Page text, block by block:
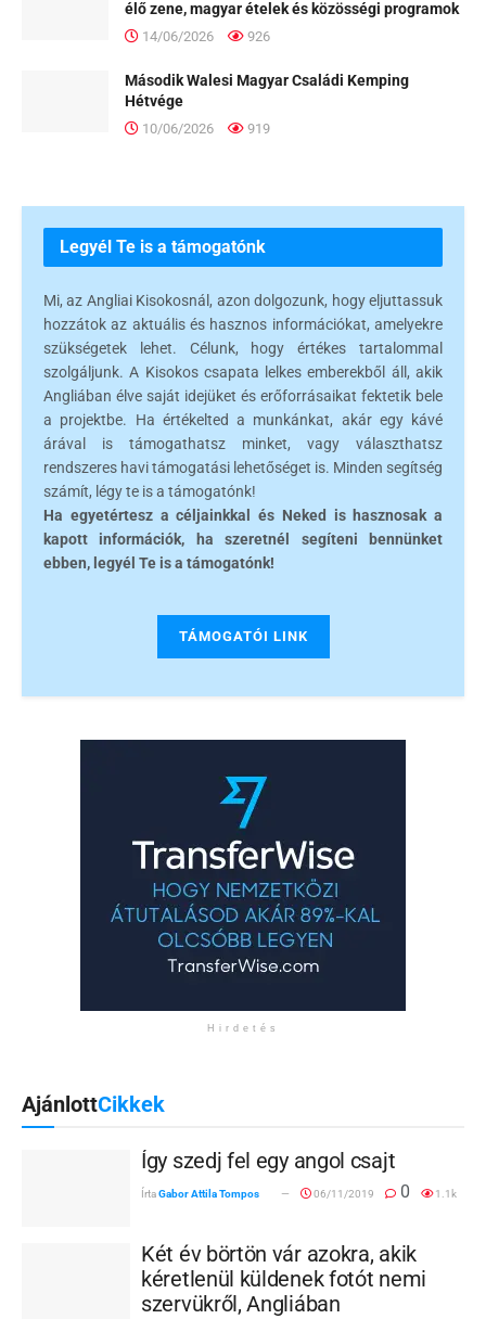
élő zene, magyar ételek és közösségi programok
14/06/2026 926
Második Walesi Magyar Családi Kemping
Hétvége
10/06/2026 919
Legyél Te is a támogatónk
Mi, az Angliai Kisokosnál, azon dolgozunk, hogy eljuttassuk
hozzátok az aktuális és hasznos információkat, amelyekre
szükségetek lehet. Célunk, hogy értékes tartalommal
szolgáljunk. A Kisokos csapata lelkes emberekből áll, akik
Angliában élve saját idejüket és erőforrásaikat fektetik bele
a projektbe. Ha értékelted a munkánkat, akár egy kávé
árával is támogathatsz minket, vagy választhatsz
rendszeres havi támogatási lehetőséget is. Minden segítség
számít, légy te is a támogatónk!
Ha egyetértesz a céljainkkal és Neked is hasznosak a
kapott információk, ha szeretnél segíteni bennünket
ebben, legyél Te is a támogatónk!
TÁMOGATÓI LINK
Hirdetés
AjánlottCikkek
Így szedj fel egy angol csajt
ÍrtaGabor Attila Tompos 06/11/2019 0 1.1k
Két év börtön vár azokra, akik
kéretlenül küldenek fotót nemi
szervükről, Angliában